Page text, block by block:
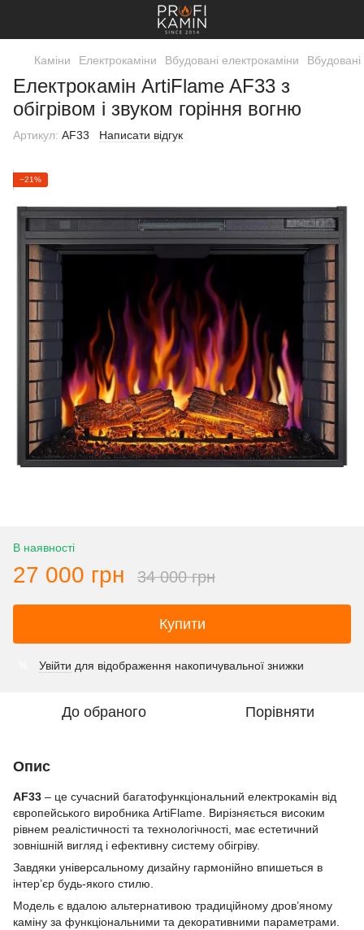
Каміни Електрокаміни Вбудовані електрокаміни
Електрокамін ArtiFlame AF33 з
обігрівом і звуком горіння вогню
Артикул: AF33 Написати відгук
−21%
В наявності
27 000 грн 34 000 грн
Купити
Увійти для відображення накопичувальної знижки
До обраного Порівняти
Опис
AF33 – це сучасний багатофункціональний електрокамін від
європейського виробника ArtiFlame. Вирізняється високим
рівнем реалістичності та технологічності, має естетичний
зовнішній вигляд і ефективну систему обігріву.
Завдяки універсальному дизайну гармонійно впишеться в
інтер’єр будь-якого стилю.
Модель є вдалою альтернативою традиційному дров’яному
каміну за функціональними та декоративними параметрами.